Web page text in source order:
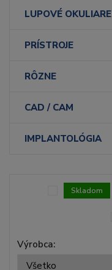
LUPOVÉ OKULIARE
PRÍSTROJE
RÔZNE
CAD / CAM
IMPLANTOLÓGIA
Výrobca:
Skladom